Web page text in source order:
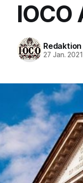
IOCO
Redaktion
27 Jan. 2021